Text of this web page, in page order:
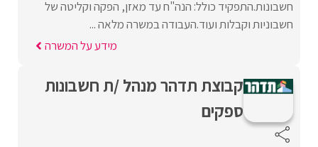
חשבונות.התפקיד כולל: הנה"ח עד מאזן, הפקה וקליטה של
חשבוניות וקבלות ועוד.העבודה במשרה מלאה ...
מידע על המשרה
קבוצת תדהר מנהל /ת חשבונות
ספקים